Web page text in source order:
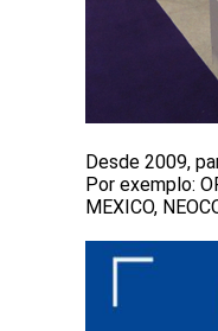
Desde 2009,
Por exemplo:
MEXICO,